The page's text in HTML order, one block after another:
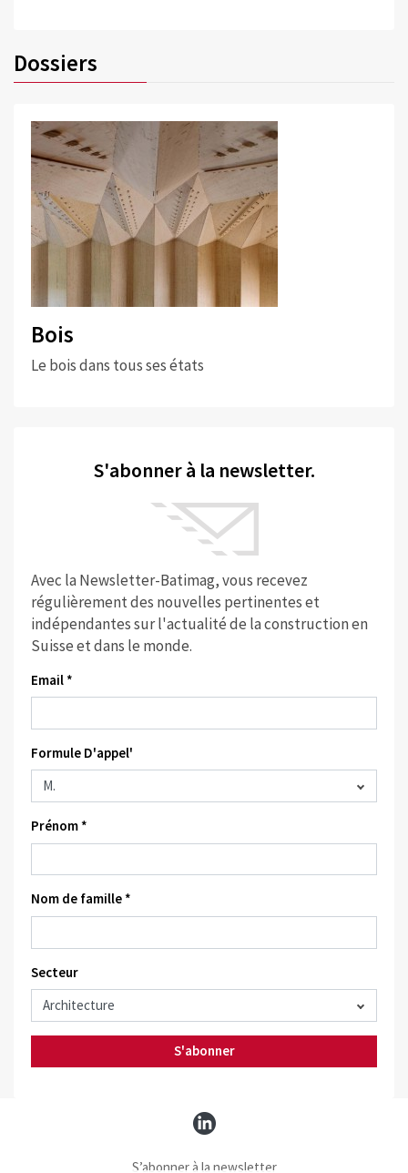
Dossiers
Bois
Le bois dans tous ses états
S'abonner à la newsletter.
Avec la Newsletter-Batimag, vous recevez
régulièrement des nouvelles pertinentes et
indépendantes sur l'actualité de la construction en
Suisse et dans le monde.
Email *
Formule D'appel'
Prénom *
Nom de famille *
Secteur
S'abonner
S’abonner à la newsletter